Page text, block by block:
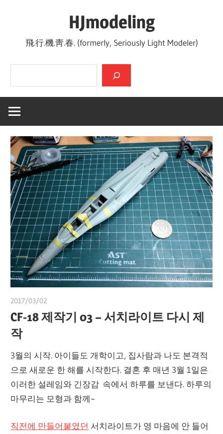
HJmodeling
飛.行.機.靑.春. (formerly, Seriously Light Modeler)
검색
2017/03/02
CF-18 제작기 03 – 서치라이트 다시 제
작
3월의 시작. 아이들도 개학이고, 집사람과 나도 본격적
으로 새로운 한 해를 시작한다. 결혼 후 매년 3월 1일은
이러한 설레임와 긴장감 속에서 하루를 보낸다. 하루의
마무리는 모형과 함께~
직전에 만들어붙였던 서치라이트가 영 마음에 안 들어